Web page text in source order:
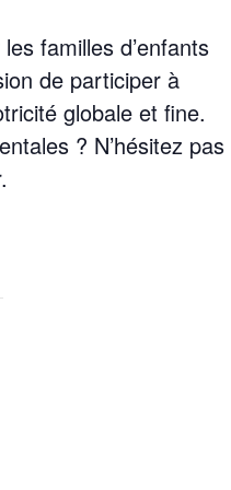
familles d’enfants
de participer à
globale et fine.
? N’hésitez pas